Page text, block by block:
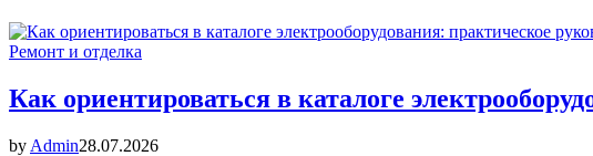
Ремонт и отделка
Как ориентироваться в каталоге
by Admin28.07.2026